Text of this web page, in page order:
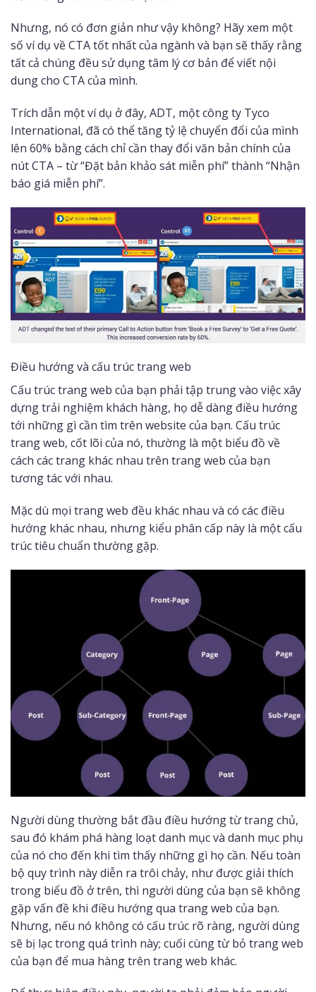
Nhưng, nó có đơn giản như vậy không? Hãy xem một
số ví dụ về CTA tốt nhất của ngành và bạn sẽ thấy rằng
tất cả chúng đều sử dụng tâm lý cơ bản để viết nội
dung cho CTA của mình.
Trích dẫn một ví dụ ở đây, ADT, một công ty Tyco
International, đã có thể tăng tỷ lệ chuyển đổi của mình
lên 60% bằng cách chỉ cần thay đổi văn bản chính của
nút CTA – từ “Đặt bản khảo sát miễn phí” thành “Nhận
báo giá miễn phí”.
Điều hướng và cấu trúc trang web
Cấu trúc trang web của bạn phải tập trung vào việc xây
dựng trải nghiệm khách hàng, họ dễ dàng điều hướng
tới những gì cần tìm trên website của bạn. Cấu trúc
trang web, cốt lõi của nó, thường là một biểu đồ về
cách các trang khác nhau trên trang web của bạn
tương tác với nhau.
Mặc dù mọi trang web đều khác nhau và có các điều
hướng khác nhau, nhưng kiểu phân cấp này là một cấu
trúc tiêu chuẩn thường gặp.
Người dùng thường bắt đầu điều hướng từ trang chủ,
sau đó khám phá hàng loạt danh mục và danh mục phụ
của nó cho đến khi tìm thấy những gì họ cần. Nếu toàn
bộ quy trình này diễn ra trôi chảy, như được giải thích
trong biểu đồ ở trên, thì người dùng của bạn sẽ không
gặp vấn đề khi điều hướng qua trang web của bạn.
Nhưng, nếu nó không có cấu trúc rõ ràng, người dùng
sẽ bị lạc trong quá trình này; cuối cùng từ bỏ trang web
của bạn để mua hàng trên trang web khác.